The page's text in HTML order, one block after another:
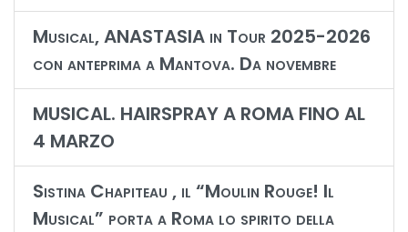
Musical, ANASTASIA in Tour 2025-2026
con anteprima a Mantova. Da novembre
MUSICAL. HAIRSPRAY A ROMA FINO AL
4 MARZO
Sistina Chapiteau , il “Moulin Rouge! Il
Musical” porta a Roma lo spirito della